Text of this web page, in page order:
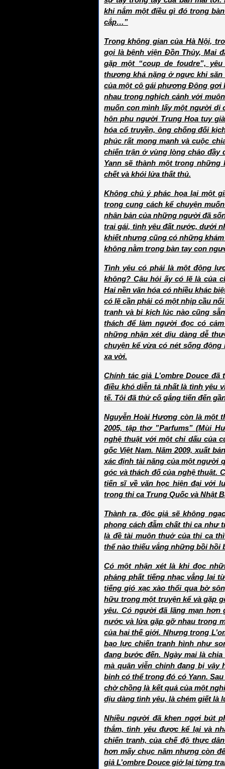
khi nắm một điều gì đó trong
cắp…”
Trong không gian của Hà Nội,
gọi là bệnh viện Đồn Thủy, Mai
gặp một “coup de foudre”,
thương khá nặng ở ngực khi
của một cô gái phương Đông gơi
nhau trong nghịch cảnh với
muốn con mình lấy một người dị
hôn phu người Trung Hoa tuy
hóa cổ truyền, ông chống đối
phúc rất mong manh và cuộc
chiến trận ở vùng lòng chảo đầy
Yann sẽ thành một trong
chết và khói lửa thất thủ.
Không chủ ý phác họa lại một
trong cung cách kể chuyện
nhân bản của những người đã
trai gái, tình yêu đất nước, dưới
khiết nhưng cũng có những
không nằm trong bàn tay con
Tình yêu có phải là một động
không? Câu hỏi ấy có lẽ là của
Hai nền văn hóa có nhiều khác
có lẽ cần phải có một nhịp cầu
tranh và bi kịch lúc nào cũng
thách để làm người đọc có
những nhận xét dịu dàng dễ
chuyện kể vừa có nét sống
xa vời.
Chính tác giả L’ombre Douce
điều khó diễn tả nhất là tình yêu
tế. Tôi đã thử cố gắng tiến đến
Nguyễn Hoài Hương còn là một
2005, tập thơ ”Parfums” (Mùi
nghệ thuật với một chỉ dấu của
gốc Việt Nam. Năm 2009, xuất
xác định tài năng của một người
góc và thách đố của nghệ thuật.
tiến sĩ về văn học hiện đại với
trong thi ca Trung Quốc và Nhật
Thành ra, độc giả sẽ không
phong cách đẫm chất thi ca như
là đề tài muôn thuở của thi ca
thể nào thiếu vắng những bồi hồi
Có một nhận xét là khi đọc
phảng phất tiếng nhạc vẳng lại
tiếng gió xạc xào thổi qua bờ
hữu trong một truyện kể và gặp
yêu. Có người đã lãng mạn
nước và lửa gặp gỡ nhau trong
của hai thế giới. Nhưng trong
bạo lực chiến tranh hình như
đang bước đến. Ngày mai là
mà quân viễn chinh đang bị vây
binh có thể trong đó có Yann.
chờ chồng là kết quả của một
dịu dàng tình yêu, là chém giết là
Nhiều người đã khen ngợi bút
thắm, tình yêu được kể lại và
chiến tranh, của chế độ thực
hơn mấy chục năm nhưng còn
giả L’ombre Douce giở lại từng